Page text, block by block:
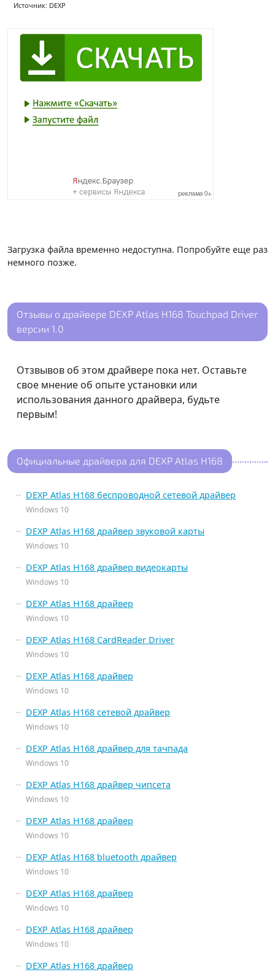
Источник: DEXP
Загрузка файла временно недоступна. Попробуйте еще раз
немного позже.
Отзывы о драйвере DEXP Atlas H168 Touchpad Driver
версии 1.0
Отзвывов об этом драйвере пока нет. Оставьте
свое мнение об опыте установки или
использования данного драйвера, будьте
первым!
Официальные драйвера для DEXP Atlas H168
DEXP Atlas H168 беспроводной сетевой драйвер
Windows 10
DEXP Atlas H168 драйвер звуковой карты
Windows 10
DEXP Atlas H168 драйвер видеокарты
Windows 10
DEXP Atlas H168 драйвер
Windows 10
DEXP Atlas H168 CardReader Driver
Windows 10
DEXP Atlas H168 драйвер
Windows 10
DEXP Atlas H168 сетевой драйвер
Windows 10
DEXP Atlas H168 драйвер для тачпада
Windows 10
DEXP Atlas H168 драйвер чипсета
Windows 10
DEXP Atlas H168 драйвер
Windows 10
DEXP Atlas H168 bluetooth драйвер
Windows 10
DEXP Atlas H168 драйвер
Windows 10
DEXP Atlas H168 драйвер
Windows 10
DEXP Atlas H168 драйвер